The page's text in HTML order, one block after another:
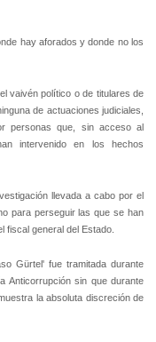
hay aforados y donde no los
vaivén político o de titulares de
de actuaciones judiciales,
personas que, sin acceso al
intervenido en los hechos
llevada a cabo por el
para perseguir las que se han
fiscal general del Estado.
Gürtel' fue tramitada durante
Anticorrupción sin que durante
la absoluta discreción de